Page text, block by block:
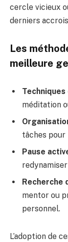
cercle vicieux
derniers
Les
meilleure
méditation
tâches pour
Pause
Recherche
mentor ou
personnel.
L’adoption de